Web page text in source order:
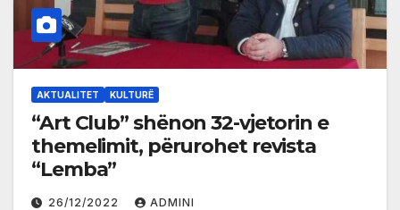
AKTUALITET KULTURË
“Art Club” shënon 32-vjetorin e
themelimit, përurohet revista
“Lemba”
26/12/2022 ADMINI